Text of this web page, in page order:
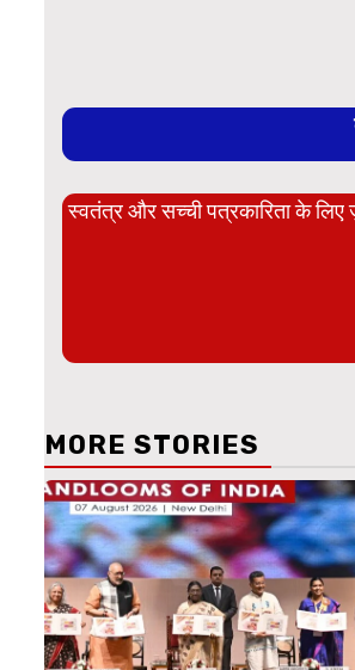
स्वतंत्र और सच्ची पत्रकारिता के
MORE STORIES